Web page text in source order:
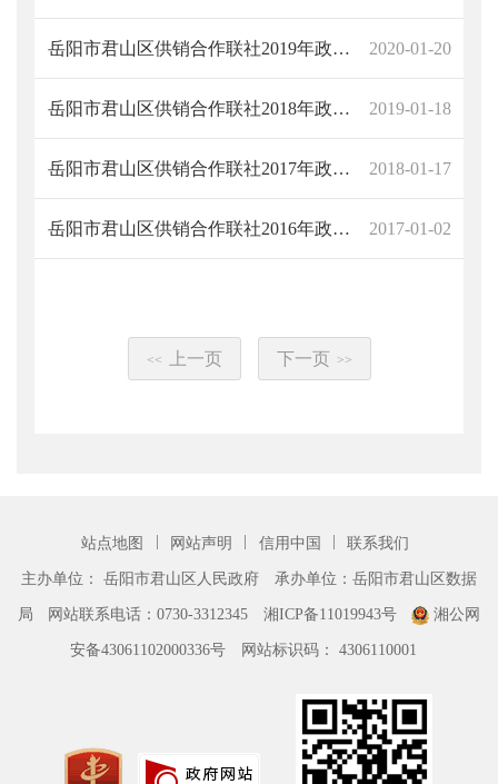
岳阳市君山区供销合作联社2019年政府信息公开工作年度报告 2020-01-20
岳阳市君山区供销合作联社2018年政府信息公开工作年度报告 2019-01-18
岳阳市君山区供销合作联社2017年政府信息公开工作年度报告 2018-01-17
岳阳市君山区供销合作联社2016年政府信息公开工作年度报告 2017-01-02
<< 上一页 下一页 >>
站点地图 | 网站声明 | 信用中国 |
联系我们
主办单位： 岳阳市君山区人民政府
承办单位：岳阳市君山区数据
局
网站联系电话：0730-3312345 湘ICP备11019943号
湘公网
安备43061102000336号
网站标识码： 4306110001